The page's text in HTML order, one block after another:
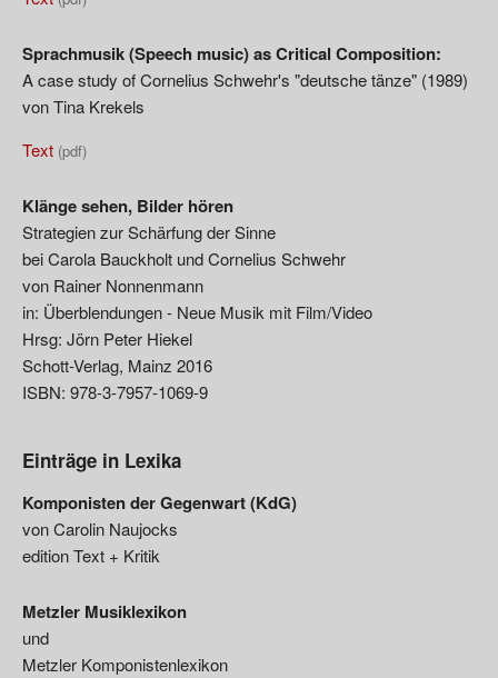
Sprachmusik (Speech music) as Critical Composition:
A case study of Cornelius Schwehr's "deutsche tänze" (1989)
von Tina Krekels
Text (pdf)
Klänge sehen, Bilder hören
Strategien zur Schärfung der Sinne
bei Carola Bauckholt und Cornelius Schwehr
von Rainer Nonnenmann
in: Überblendungen - Neue Musik mit Film/Video
Hrsg: Jörn Peter Hiekel
Schott-Verlag, Mainz 2016
ISBN: 978-3-7957-1069-9
Einträge in Lexika
Komponisten der Gegenwart (KdG)
von Carolin Naujocks
edition Text + Kritik
Metzler Musiklexikon
und
Metzler Komponistenlexikon